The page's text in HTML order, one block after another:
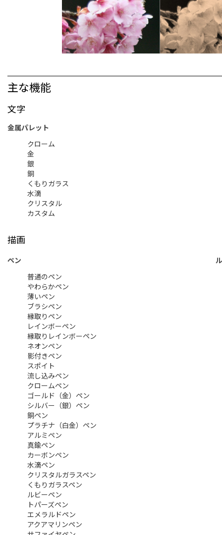
主な機能
文字
金属パレット
クローム
金
銀
銅
くもりガラス
水滴
クリスタル
カスタム
描画
ペン
普通のペン
やわらかペン
薄いペン
ブラシペン
縁取りペン
レインボーペン
縁取りレインボーペン
ネオンペン
影付きペン
スポイト
流し込みペン
クロームペン
ゴールド（金）ペン
シルバー（銀）ペン
銅ペン
プラチナ（白金）ペン
アルミペン
真鍮ペン
カーボンペン
水滴ペン
クリスタルガラスペン
くもりガラスペン
ルビーペン
トパーズペン
エメラルドペン
アクアマリンペン